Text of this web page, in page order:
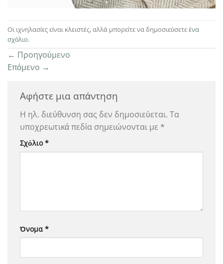
Οι ιχνηλασίες είναι κλειστές, αλλά μπορείτε να δημοσιεύσετεένα
σχόλιο.
← Προηγούμενο
Επόμενο →
Αφήστε μια απάντηση
Η ηλ. διεύθυνση σας δεν δημοσιεύεται. Τα
υποχρεωτικά πεδία σημειώνονται με *
Σχόλιο*
Όνομα *